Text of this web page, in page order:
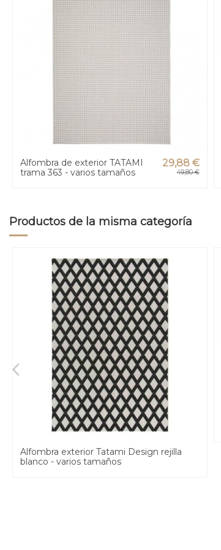
Alfombra de exterior TATAMI
trama 363 - varios tamaños
29,88 €
49,80 €
Productos de la misma categoría
Alfombra exterior Tatami Design rejilla
blanco - varios tamaños